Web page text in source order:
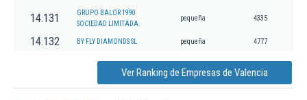
14.131
GRUPO BALOR 1990
SOCIEDAD LIMITADA.
pequeña 4335
14.132 BY FLY DIAMONDS SL pequeña 4777
Ver Ranking de Empresas de Valencia